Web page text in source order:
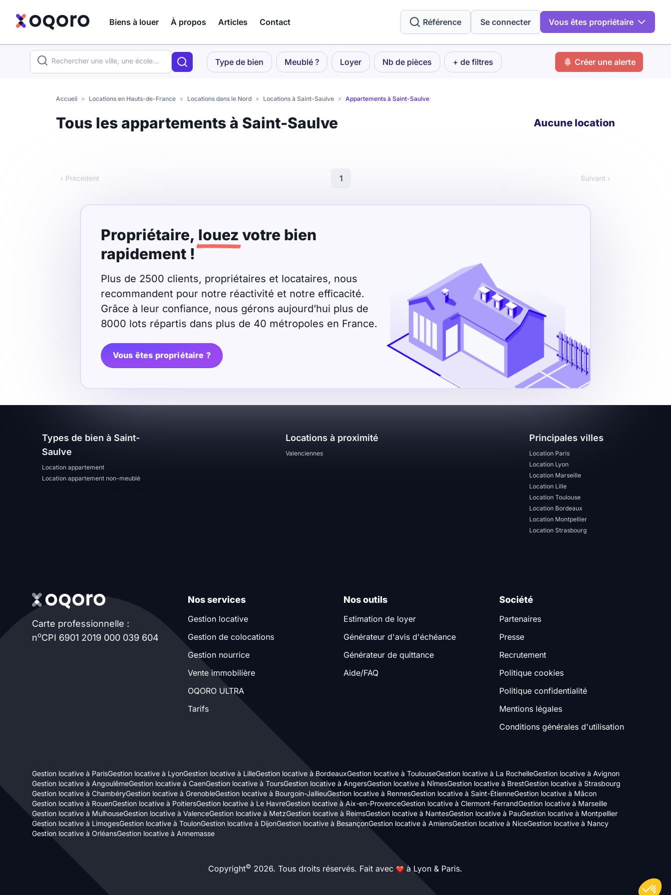
Biens à louer À propos Articles Contact Référence Se connecter Vous êtes propriétaire
Votre
Résidence étudiante
Non meublé
€
T11 T12
Nombre de chambres
disponibles
chambres
disponibles
Local à vélo
Disponible à partir du
recherche
Type de bien Meublé ? Loyer Nb de pièces + de filtres Créer une alerte
Accueil » Locations en Hauts-de-France » Locations dans le Nord » Locations à Saint-Saulve » Appartements à Saint-Saulve
Tous les appartements à Saint-Saulve Aucune location
‹ Précédent 1 Suivant ›
Propriétaire, louez votre bien
rapidement !
Plus de 2500 clients, propriétaires et locataires, nous
recommandent pour notre réactivité et notre efficacité.
Grâce à leur confiance, nous gérons aujourd’hui plus de
8000 lots répartis dans plus de 40 métropoles en France.
Vous êtes propriétaire ?
Types de bien à Saint-
Saulve
Location appartement
Location appartement non-meublé
Locations à proximité
Valenciennes
Principales villes
Location Paris
Location Lyon
Location Marseille
Location Lille
Location Toulouse
Location Bordeaux
Location Montpellier
Location Strasbourg
Carte professionnelle :
noCPI 6901 2019 000 039 604
Nos services
Gestion locative
Gestion de colocations
Gestion nourrice
Vente immobilière
OQORO ULTRA
Tarifs
Nos outils
Estimation de loyer
Générateur d'avis d'échéance
Générateur de quittance
Aide/FAQ
Société
Partenaires
Presse
Recrutement
Politique cookies
Politique confidentialité
Mentions légales
Conditions générales d'utilisation
Gestion locative à ParisGestion locative à LyonGestion locative à LilleGestion locative à BordeauxGestion locative à ToulouseGestion locative à La RochelleGestion locative à Avignon
Gestion locative à AngoulêmeGestion locative à CaenGestion locative à ToursGestion locative à AngersGestion locative à NîmesGestion locative à BrestGestion locative à Strasbourg
Gestion locative à ChambéryGestion locative à GrenobleGestion locative à Bourgoin-JallieuGestion locative à RennesGestion locative à Saint-ÉtienneGestion locative à Mâcon
Gestion locative à RouenGestion locative à PoitiersGestion locative à Le HavreGestion locative à Aix-en-ProvenceGestion locative à Clermont-FerrandGestion locative à Marseille
Gestion locative à MulhouseGestion locative à ValenceGestion locative à MetzGestion locative à ReimsGestion locative à NantesGestion locative à PauGestion locative à Montpellier
Gestion locative à LimogesGestion locative à ToulonGestion locative à DijonGestion locative à BesançonGestion locative à AmiensGestion locative à NiceGestion locative à Nancy
Gestion locative à OrléansGestion locative à Annemasse
Copyright© 2026. Tous droits réservés. Fait avec à Lyon & Paris.Axeptio consent
Plateforme de Gestion du Consentement : Personnalisez vos Options
Notre plateforme vous permet d'adapter et de gérer vos